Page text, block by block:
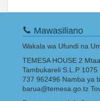
Mawasiliano
Wakala wa Ufundi na
TEMESA HOUSE 2
Tambukareli S.L.P
737 962496 Namba ya
barua@temesa.go.tz